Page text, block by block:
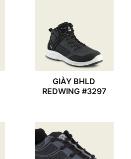
GIÀY BHLD
REDWING #3297